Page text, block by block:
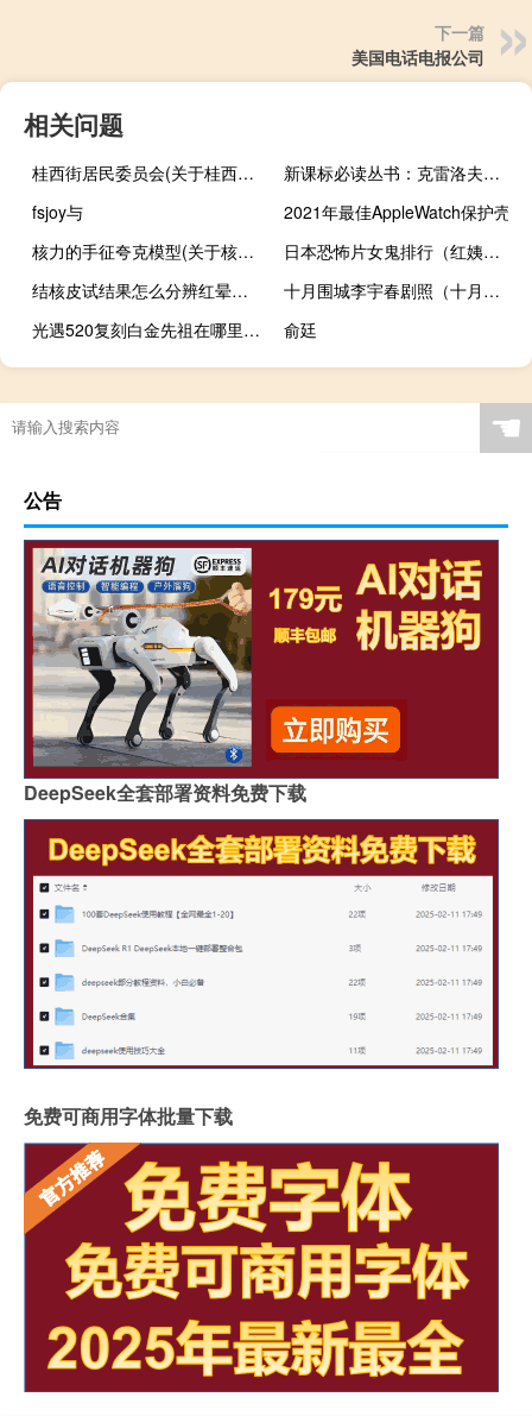
下一篇
美国电话电报公司
相关问题
桂西街居民委员会(关于桂西街居民委员会的简介)
新课标必读丛书：克雷洛夫寓言(关于新课标必读丛书：克雷洛夫寓言的简介)
fsjoy与
2021年最佳AppleWatch保护壳
核力的手征夸克模型(关于核力的手征夸克模型的简介)
日本恐怖片女鬼排行（红姨是哪部恐怖片出自著名的日本电影《鬼女魔咒》）
结核皮试结果怎么分辨红晕和硬结（正常人的结核皮试硬结和红晕的区别）
十月围城李宇春剧照（十月围城李宇春）
光遇520复刻白金先祖在哪里 光遇5月20日复刻先祖位置
俞廷
☚
公告
DeepSeek全套部署资料免费下载
免费可商用字体批量下载